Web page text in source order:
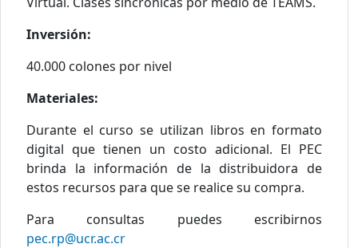
Inversión:
40.000 colones por nivel
Materiales:
Durante el curso se utilizan libros en formato
digital que tienen un costo adicional. El PEC
brinda la información de la distribuidora de
estos recursos para que se realice su compra.
Para consultas puedes escribirnos
pec.rp@ucr.ac.cr